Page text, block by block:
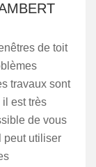
de toit
travaux sont
est très
de vous
peut utiliser